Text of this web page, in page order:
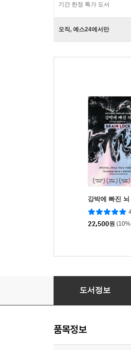
기간 한정 특가 도서
오직, 예스24에서만
강박에 빠진 뇌
22,500원
질의 응답
도서정보
품목정보